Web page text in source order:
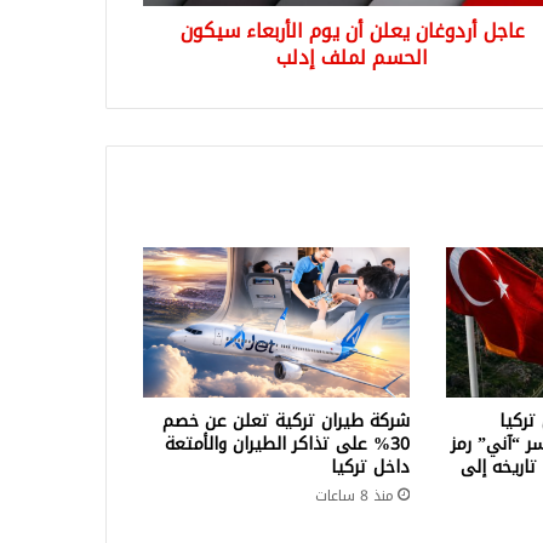
عاجل أردوغان يعلن أن يوم الأربعاء سيكون
الحسم لملف إدلب
“آني” رمز
إلى
شركة طيران تركية تعلن عن خصم
30% على تذاكر الطيران والأمتعة
داخل تركيا
منذ 8 ساعات